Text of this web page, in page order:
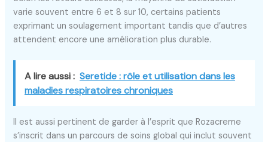
varie souvent entre 6 et 8 sur 10, certains patients
exprimant un soulagement important tandis que d’autres
attendent encore une amélioration plus durable.
A lire aussi : Seretide : rôle et utilisation dans les
maladies respiratoires chroniques
Il est aussi pertinent de garder à l’esprit que Rozacreme
s’inscrit dans un parcours de soins global qui inclut souvent